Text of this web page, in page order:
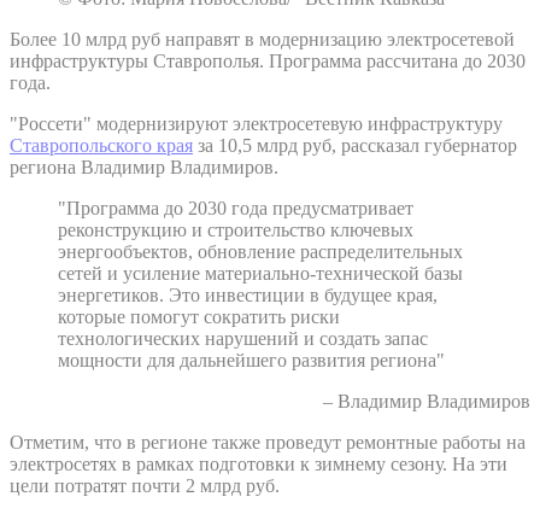
Более 10 млрд руб направят в модернизацию электросетевой
инфраструктуры Ставрополья. Программа рассчитана до 2030
года.
"Россети" модернизируют электросетевую инфраструктуру
Ставропольского края за 10,5 млрд руб, рассказал губернатор
региона Владимир Владимиров.
"Программа до 2030 года предусматривает
реконструкцию и строительство ключевых
энергообъектов, обновление распределительных
сетей и усиление материально-технической базы
энергетиков. Это инвестиции в будущее края,
которые помогут сократить риски
технологических нарушений и создать запас
мощности для дальнейшего развития региона"
– Владимир Владимиров
Отметим, что в регионе также проведут ремонтные работы на
электросетях в рамках подготовки к зимнему сезону. На эти
цели потратят почти 2 млрд руб.